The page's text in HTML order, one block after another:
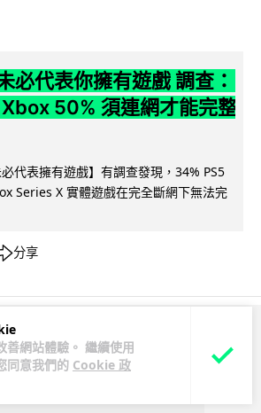
網站體驗。 繼續使用
同意我們的 Cookie 政
必代表你擁有遊戲 調查：
50% 須連網才能完整
必代表擁有遊戲】有調查發現，34% PS5
Series X 實體遊戲在完全斷網下無法完
分享